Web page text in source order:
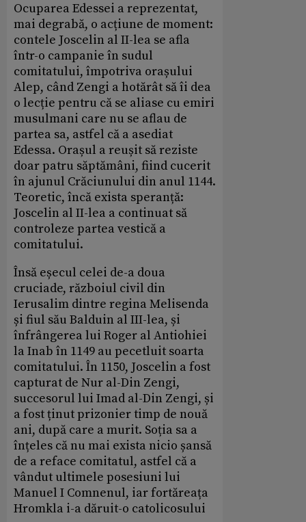
Ocuparea Edessei a reprezentat,
mai degrabă, o acțiune de moment:
contele Joscelin al II-lea se afla
într-o campanie în sudul
comitatului, împotriva orașului
Alep, când Zengi a hotărât să îi dea
o lecție pentru că se aliase cu emiri
musulmani care nu se aflau de
partea sa, astfel că a asediat
Edessa. Orașul a reușit să reziste
doar patru săptămâni, fiind cucerit
în ajunul Crăciunului din anul 1144.
Teoretic, încă exista speranță:
Joscelin al II-lea a continuat să
controleze partea vestică a
comitatului.
Însă eșecul celei de-a doua
cruciade, războiul civil din
Ierusalim dintre regina Melisenda
și fiul său Balduin al III-lea, și
înfrângerea lui Roger al Antiohiei
la Inab în 1149 au pecetluit soarta
comitatului. În 1150, Joscelin a fost
capturat de Nur al-Din Zengi,
succesorul lui Imad al-Din Zengi, și
a fost ținut prizonier timp de nouă
ani, după care a murit. Soția sa a
înțeles că nu mai exista nicio șansă
de a reface comitatul, astfel că a
vândut ultimele posesiuni lui
Manuel I Comnenul, iar fortăreața
Hromkla i-a dăruit-o catolicosului